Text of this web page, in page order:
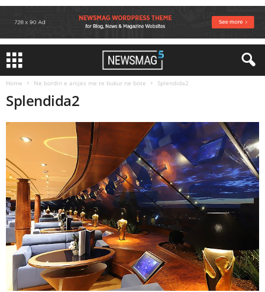
Home Ne bordin e anijes me te bukur ne bote Splendida2
Splendida2